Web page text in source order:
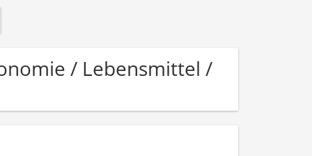
/ Lebensmittel /